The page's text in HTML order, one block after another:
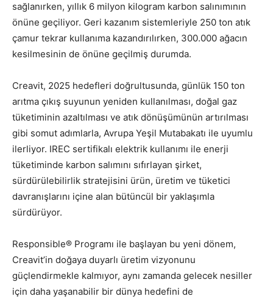
sağlanırken, yıllık 6 milyon kilogram karbon salınımının
önüne geçiliyor. Geri kazanım sistemleriyle 250 ton atık
çamur tekrar kullanıma kazandırılırken, 300.000 ağacın
kesilmesinin de önüne geçilmiş durumda.
Creavit, 2025 hedefleri doğrultusunda, günlük 150 ton
arıtma çıkış suyunun yeniden kullanılması, doğal gaz
tüketiminin azaltılması ve atık dönüşümünün artırılması
gibi somut adımlarla, Avrupa Yeşil Mutabakatı ile uyumlu
ilerliyor. IREC sertifikalı elektrik kullanımı ile enerji
tüketiminde karbon salımını sıfırlayan şirket,
sürdürülebilirlik stratejisini ürün, üretim ve tüketici
davranışlarını içine alan bütüncül bir yaklaşımla
sürdürüyor.
Responsible® Programı ile başlayan bu yeni dönem,
Creavit’in doğaya duyarlı üretim vizyonunu
güçlendirmekle kalmıyor, aynı zamanda gelecek nesiller
için daha yaşanabilir bir dünya hedefini de